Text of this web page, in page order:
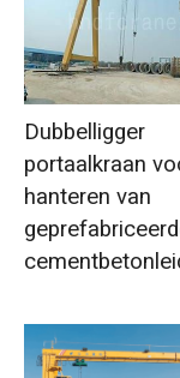
Dubbelligger
portaalkraan
hanteren van